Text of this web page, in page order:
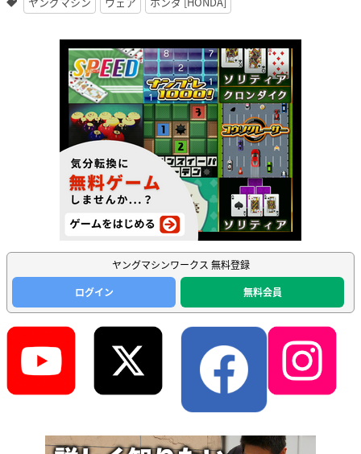
ヤングマシンワークス 無料登録
ログイン
無料会員